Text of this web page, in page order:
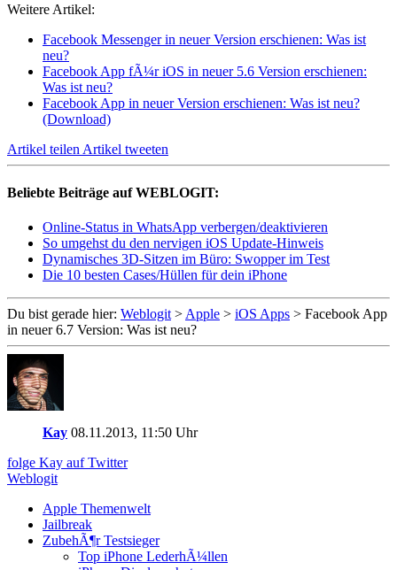
Weitere Artikel:
Facebook Messenger in neuer Version erschienen: Was ist
neu?
Facebook App fÃ¼r iOS in neuer 5.6 Version erschienen:
Was ist neu?
Facebook App in neuer Version erschienen: Was ist neu?
(Download)
Artikel teilen Artikel tweeten
Beliebte Beiträge auf WEBLOGIT:
Online-Status in WhatsApp verbergen/deaktivieren
So umgehst du den nervigen iOS Update-Hinweis
Dynamisches 3D-Sitzen im Büro: Swopper im Test
Die 10 besten Cases/Hüllen für dein iPhone
Du bist gerade hier: Weblogit > Apple > iOS Apps > Facebook App
in neuer 6.7 Version: Was ist neu?
Kay 08.11.2013, 11:50 Uhr
folge Kay auf Twitter
Weblogit
Apple Themenwelt
Jailbreak
ZubehÃ¶r Testsieger
Top iPhone LederhÃ¼llen